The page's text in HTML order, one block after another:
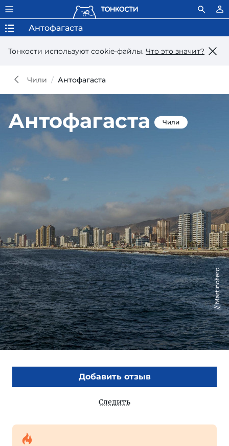
Тонкости используют сookie-файлы. Что это значит?
Антофагаста
Чили Антофагаста
Антофагаста Чили
Martinotero
Добавить отзыв
Следить